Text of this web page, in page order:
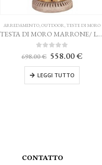
ARREDAMENTO,OUTDOOR,TESTE DI MORO
TESTA DI MORO MARRONE/ LUSTRI ORO AGAREN CALTAGIRONE H. 38
Su 5
698.00€ Il
originale
era:
698.00 €.
558.00€Il
LEGGI TUTTO
CONTATTO